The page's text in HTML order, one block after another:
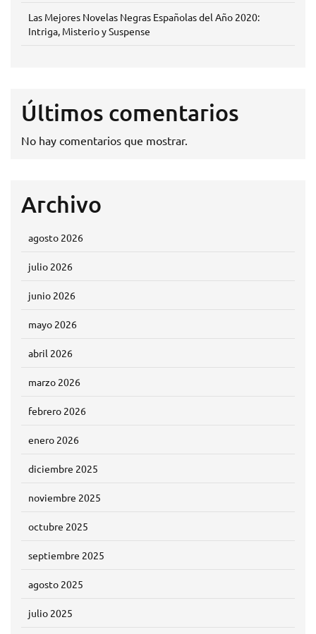
Las Mejores Novelas Negras Españolas del Año 2020:
Intriga, Misterio y Suspense
Últimos comentarios
No hay comentarios que mostrar.
Archivo
agosto 2026
julio 2026
junio 2026
mayo 2026
abril 2026
marzo 2026
febrero 2026
enero 2026
diciembre 2025
noviembre 2025
octubre 2025
septiembre 2025
agosto 2025
julio 2025